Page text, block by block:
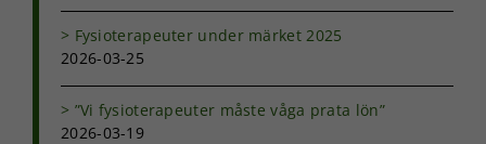
Fysioterapeuter under märket 2025
2026-03-25
”Vi fysioterapeuter måste våga prata lön”
2026-03-19